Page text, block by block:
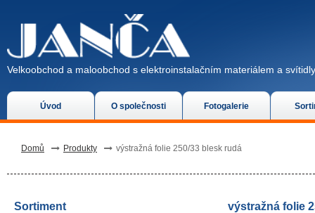
Úvod O společnosti Fotogalerie
Velkoobchod a maloobchod s elektroinstalačním materiálem a
Domů Produkty výstražná folie 250/33 blesk rudá
Sortiment výstražná folie